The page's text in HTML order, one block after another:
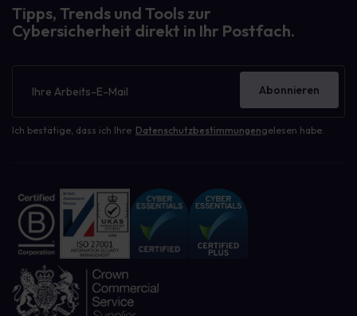
Tipps, Trends und Tools zur
Cybersicherheit direkt in Ihr Postfach.
Ich bestätige, dass ich Ihre Datenschutzbestimmungengelesen habe.
Abonnieren